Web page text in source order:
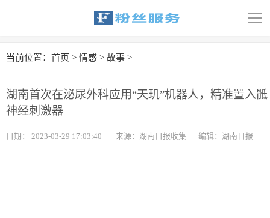
导
首页
娱乐
汽车
当前位置： 首页 > 情感 > 故事 >
湖南首次在泌尿外科应用“天玑”机器人，精准置入骶
神经刺激器
日期： 2023-03-29 17:03:40 来源：湖南日报收集 编辑：湖南日报